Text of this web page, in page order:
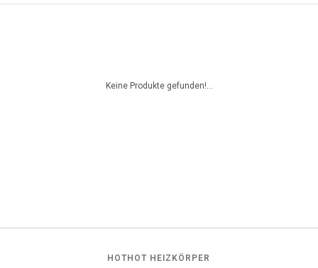
Keine Produkte gefunden!...
HOTHOT HEIZKÖRPER